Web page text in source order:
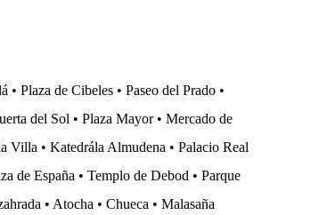
• Plaza de Cibeles • Paseo del Prado •
del Sol • Plaza Mayor • Mercado de
Villa • Katedrála Almudena • Palacio Real
de España • Templo de Debod • Parque
• Atocha • Chueca • Malasaña